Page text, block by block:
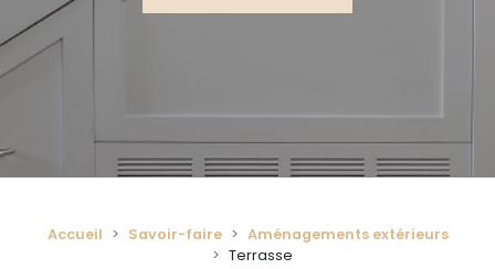
Accueil Savoir-faire
Aménagements extérieurs
Terrasse